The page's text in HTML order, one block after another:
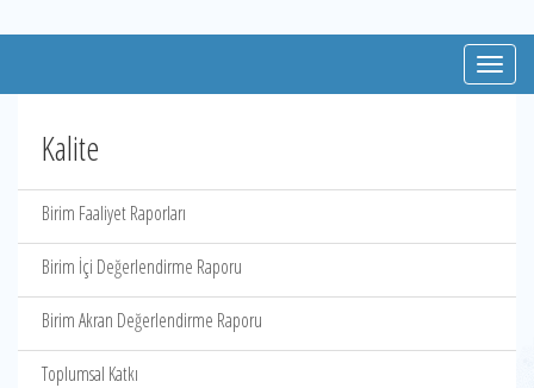
Kalite
Birim Faaliyet Raporları
Birim İçi Değerlendirme Raporu
Birim Akran Değerlendirme Raporu
Toplumsal Katkı